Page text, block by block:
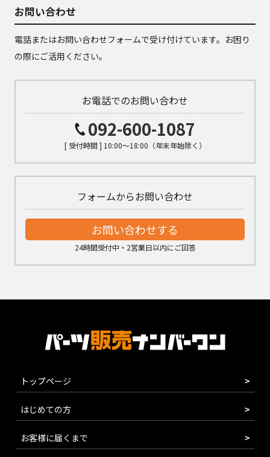
お問い合わせ
電話またはお問い合わせフォームで受け付けています。お困り
の際にご活用ください。
お電話でのお問い合わせ
092-600-1087
[ 受付時間 ] 10:00～18:00（年末年始除く）
フォームからお問い合わせ
お問い合わせする
24時間受付中・2営業日以内にご回答
トップページ
はじめての方
お客様に届くまで